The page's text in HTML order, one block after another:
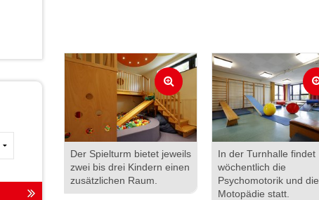
Der Spielturm bietet jeweils
zwei bis drei Kindern einen
zusätzlichen Raum.
In der Turnhalle findet
wöchentlich die
Psychomotorik und die
Motopädie statt.